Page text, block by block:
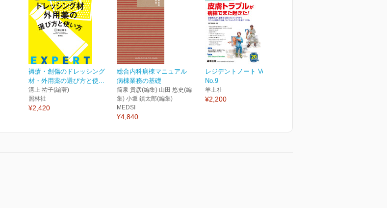
褥瘡・創傷のドレッシング
材・外用薬の選び方と使...
溝上 祐子(編著)
照林社
¥2,420
総合内科病棟マニュアル
病棟業務の基礎
筒泉 貴彦(編集) 山田 悠史(編
集) 小坂 鎮太郎(編集)
MEDSI
¥4,840
レジデントノート Vol.20
No.9
羊土社
¥2,200